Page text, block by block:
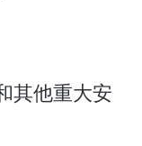
其他重大安